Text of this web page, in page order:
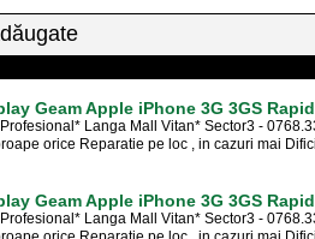
Geam Apple iPhone 3G 3GS Rapid
Langa Mall Vitan* Sector3 -
orice Reparatie pe loc , in cazuri mai
Geam Apple iPhone 3G 3GS Rapid
Langa Mall Vitan* Sector3 -